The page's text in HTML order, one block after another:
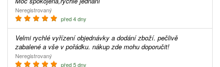
Neregistrovaný
před 4 dny
Velmi rychlé vyřízení objednávky a dodání zboží. pečlivě
zabalené a vše v pořádku. nákup zde mohu doporučit!
Neregistrovaný
před 5 dny